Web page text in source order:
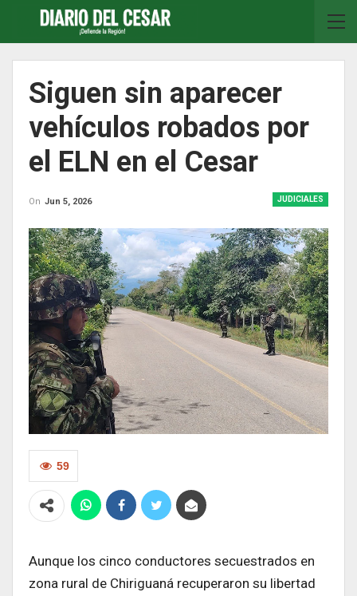
Siguen sin aparecer
vehículos robados por
el ELN en el Cesar
JUDICIALES
On Jun 5, 2026
59
Aunque los cinco conductores secuestrados en
zona rural de Chiriguaná recuperaron su libertad